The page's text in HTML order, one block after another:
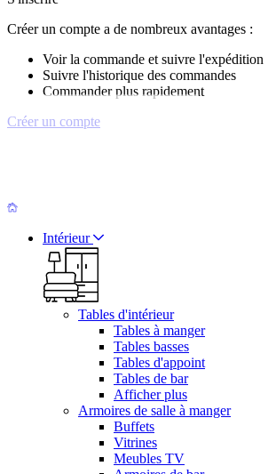
Créer un compte a de nombreux avantages :
Voir la commande et suivre l'expédition
Suivre l'historique des commandes
Commander plus rapidement
Créer un compte
Intérieur
Tables d'intérieur
Tables à manger
Tables basses
Tables d'appoint
Tables de bar
Afficher plus
Armoires de salle à manger
Buffets
Vitrines
Meubles TV